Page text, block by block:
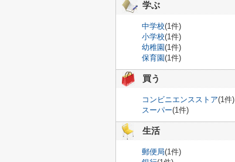
学ぶ
中学校(1件)
小学校(1件)
幼稚園(1件)
保育園(1件)
買う
コンビニエンスストア(1件)
スーパー(1件)
生活
郵便局(1件)